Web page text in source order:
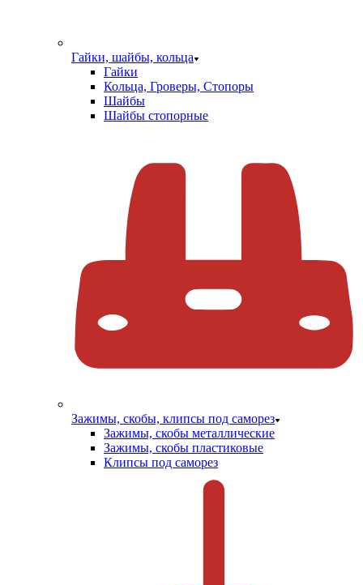
Гайки, шайбы, кольца
Гайки
Кольца, Гроверы, Стопоры
Шайбы
Шайбы стопорные
Зажимы, скобы, клипсы под саморез
Зажимы, скобы металлические
Зажимы, скобы пластиковые
Клипсы под саморез